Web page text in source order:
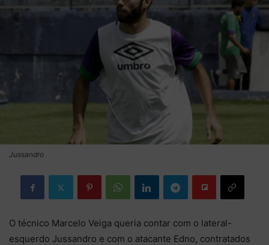
Jussandro
O técnico Marcelo Veiga queria contar com o lateral-
esquerdo Jussandro e com o atacante Edno, contratados